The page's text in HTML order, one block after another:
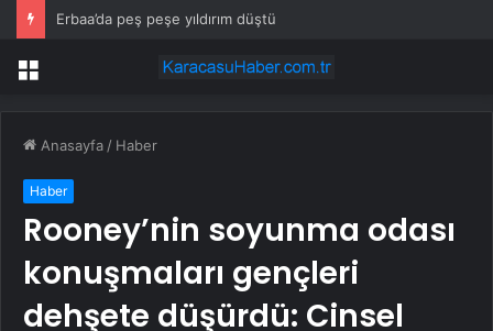
Erbaa’da peş peşe yıldırım düştü
Menü
Anasayfa / Haber
Haber
Rooney’nin soyunma odası
konuşmaları gençleri
dehşete düşürdü: Cinsel